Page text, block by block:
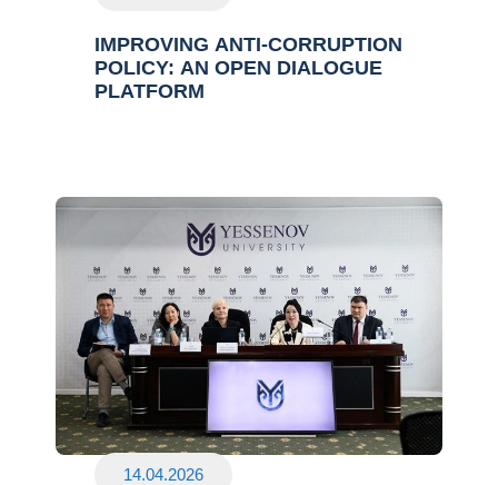
IMPROVING ANTI-CORRUPTION
POLICY: AN OPEN DIALOGUE
PLATFORM
14.04.2026